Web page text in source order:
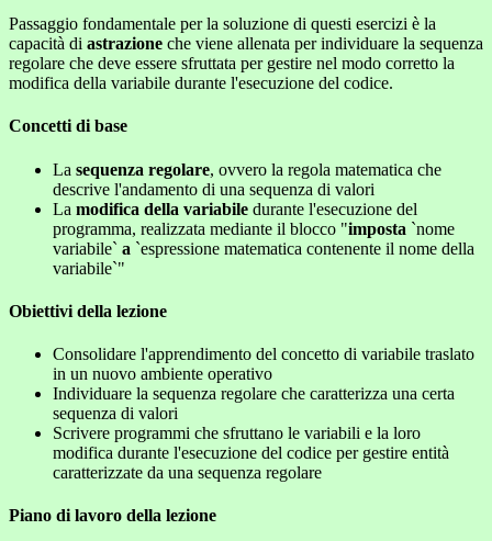
Passaggio fondamentale per la soluzione di questi esercizi è la
capacità di astrazione che viene allenata per individuare la sequenza
regolare che deve essere sfruttata per gestire nel modo corretto la
modifica della variabile durante l'esecuzione del codice.
Concetti di base
La sequenza regolare, ovvero la regola matematica che
descrive l'andamento di una sequenza di valori
La modifica della variabile durante l'esecuzione del
programma, realizzata mediante il blocco "imposta `nome
variabile` a `espressione matematica contenente il nome della
variabile`"
Obiettivi della lezione
Consolidare l'apprendimento del concetto di variabile traslato
in un nuovo ambiente operativo
Individuare la sequenza regolare che caratterizza una certa
sequenza di valori
Scrivere programmi che sfruttano le variabili e la loro
modifica durante l'esecuzione del codice per gestire entità
caratterizzate da una sequenza regolare
Piano di lavoro della lezione